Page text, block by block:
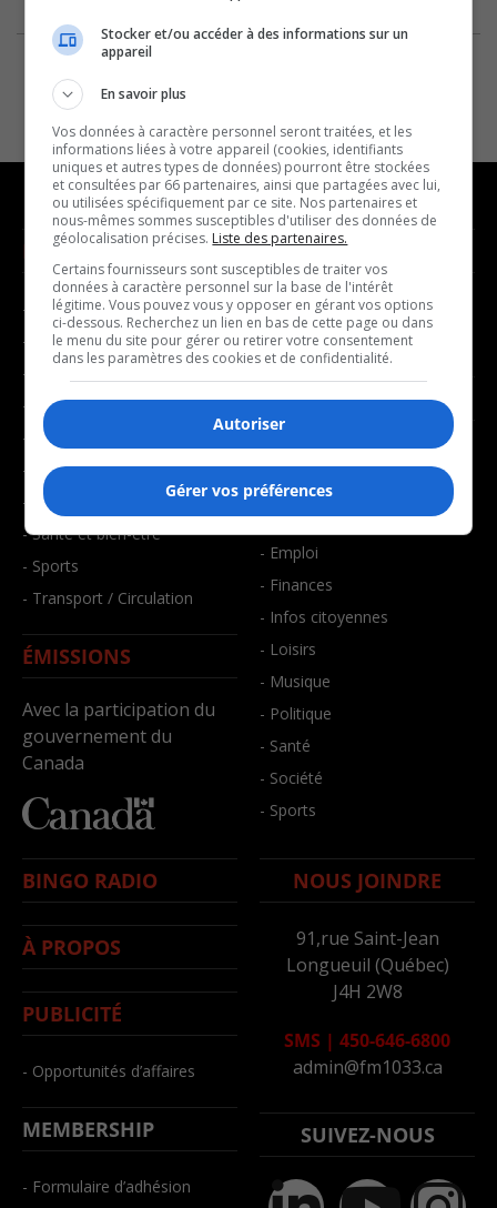
NOUVELLES
- Affaires municipales
- Communauté / Social
- Culture
- Économie
- Éducation
- Environnement
- Faits divers
- Santé et bien-être
- Sports
- Transport / Circulation
ÉMISSIONS
Avec la participation du
gouvernement du
Canada
MUSIQUE
- Décompte franco
- Joué récemment
BALADOS
- Art de vivre
- Bien-être
- Emploi
- Finances
- Infos citoyennes
- Loisirs
- Musique
- Politique
- Santé
- Société
- Sports
BINGO RADIO
À PROPOS
PUBLICITÉ
- Opportunités d’affaires
MEMBERSHIP
- Formulaire d’adhésion
NOUS JOINDRE
91,rue Saint-Jean
Longueuil (Québec)
J4H 2W8
SMS | 450-646-6800
admin@fm1033.ca
SUIVEZ-NOUS
Stocker et/ou accéder à des informations sur un
appareil
En savoir plus
Vos données à caractère personnel seront traitées, et les
informations liées à votre appareil (cookies, identifiants
uniques et autres types de données) pourront être stockées
et consultées par 66 partenaires, ainsi que partagées avec lui,
ou utilisées spécifiquement par ce site. Nos partenaires et
nous-mêmes sommes susceptibles d'utiliser des données de
géolocalisation précises. Liste des partenaires.
Certains fournisseurs sont susceptibles de traiter vos
données à caractère personnel sur la base de l'intérêt
légitime. Vous pouvez vous y opposer en gérant vos options
ci-dessous. Recherchez un lien en bas de cette page ou dans
le menu du site pour gérer ou retirer votre consentement
dans les paramètres des cookies et de confidentialité.
Autoriser
Gérer vos préférences